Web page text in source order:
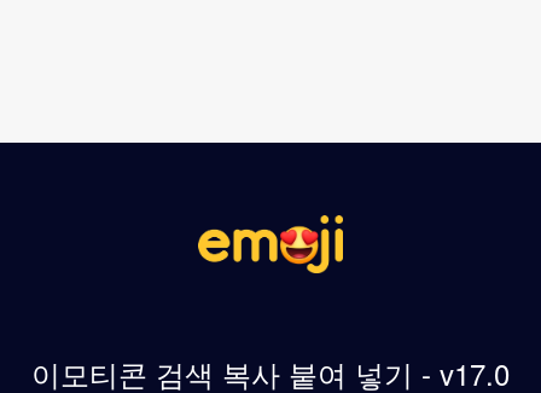
이모티콘 검색 복사 붙여 넣기 - v17.0